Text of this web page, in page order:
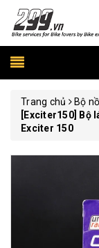
Trang chủ
Bộ
[Exciter150] Bộ
Exciter 150